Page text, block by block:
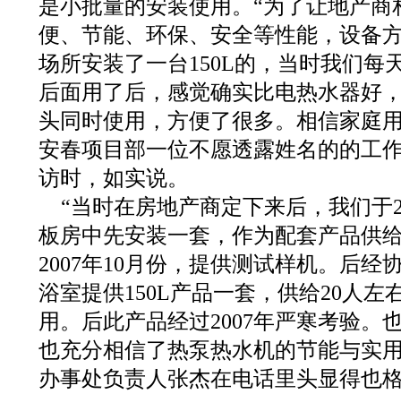
是小批量的安装使用。“为了让地产
便、节能、环保、安全等性能，设备
场所安装了一台150L的，当时我们每
后面用了后，感觉确实比电热水器好
头同时使用，方便了很多。相信家庭
安春项目部一位不愿透露姓名的的工
访时，如实说。
“当时在房地产商定下来后，我们于
板房中先安装一套，作为配套产品供
2007年10月份，提供测试样机。后经
浴室提供150L产品一套，供给20人左
用。后此产品经过2007年严寒考验。
也充分相信了热泵热水机的节能与实
办事处负责人张杰在电话里头显得也